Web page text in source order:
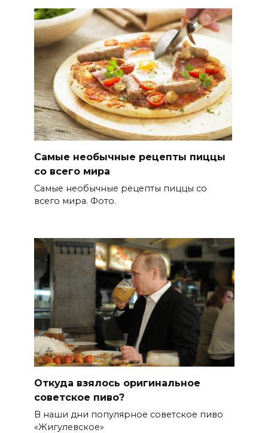
Самые необычные рецепты пиццы
со всего мира
Самые необычные рецепты пиццы со
всего мира. Фото.
Откуда взялось оригинальное
советское пиво?
В наши дни популярное советское пиво
«Жигулевское»